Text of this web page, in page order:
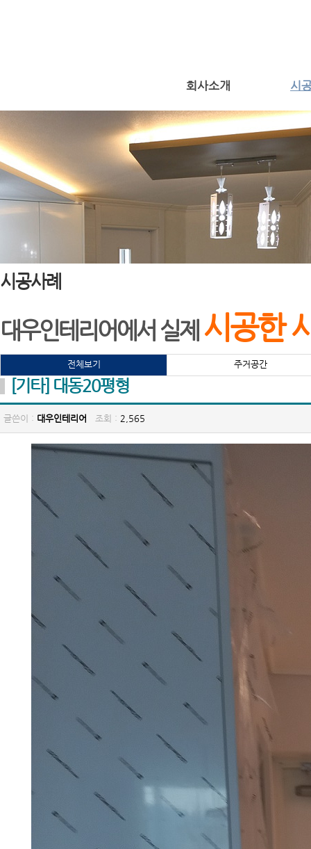
회사소개 시
시공사례
대우인테리어에서 실제 시공한
전체보기 주거공간
[기타] 대동20평형
글쓴이 : 대우인테리어 조회 : 2,565